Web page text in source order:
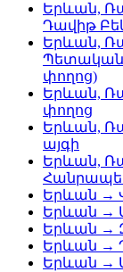
Երևան,
Դավիթ
Երևան,
Պետական
փողոց)
Երևան,
փողոց
Երևան,
այգի
Երևան,
Երևան →
Երևան →
Երևան →
Երևան →
Երևան →